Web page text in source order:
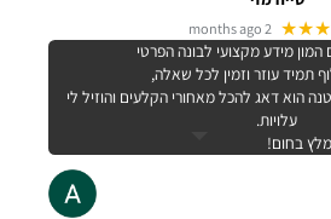
2 months ago
מידע מקצועי לבונה הפרטי
תמיד עוזר וזמין לכל שאלה,
הוא דאג להכל מאחורי הקלעים והוזיל לי
עלויות.
בחום!